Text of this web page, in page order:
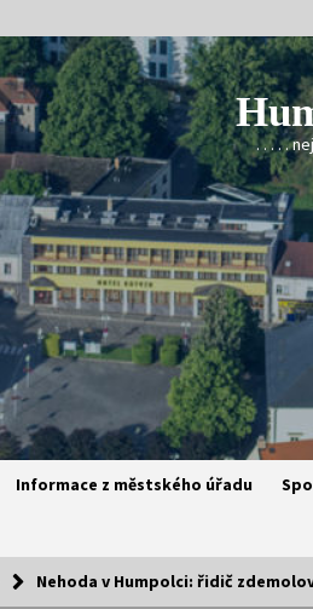
. . . . .
Informace z městského úřadu
Nehoda v Humpolci: řidič